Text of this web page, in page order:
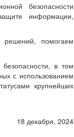
безопасности
информации,
решений, помогаем
в том
с использованием
крупнейших
18 декабря, 2024